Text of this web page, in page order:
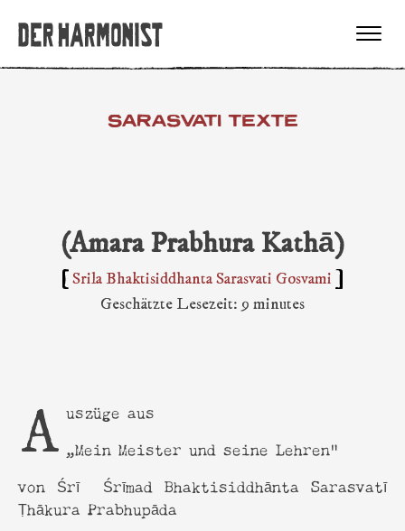
SARASVATI TEXTE
(Amara Prabhura Kathā)
Srila Bhaktisiddhanta Sarasvati Gosvami
Geschätzte Lesezeit: 9 minutes
Auszüge aus
„Mein Meister und seine Lehren“
von Śrī Śrīmad Bhaktisiddhānta Sarasvatī
Ṭhākura Prabhupāda